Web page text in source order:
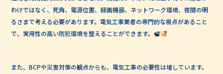
わけではなく、死角、電源位置、録画機器、ネットワーク環境、夜間の明
るさまで考える必要があります。電気工事業者の専門的な視点があること
で、実用性の高い防犯環境を整えることができます。
また、BCPや災害対策の観点からも、電気工事の必要性は増しています。